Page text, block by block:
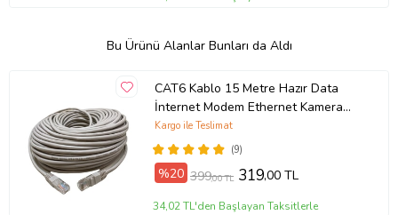
Bu Ürünü Alanlar Bunları da Aldı
CAT6 Kablo 15 Metre Hazır Data
İnternet Modem Ethernet Kamera
Kablosu
(9)
Kargo ile Teslimat
%20 399,00 TL 319,00 TL
34,02 TL'den Başlayan Taksitlerle